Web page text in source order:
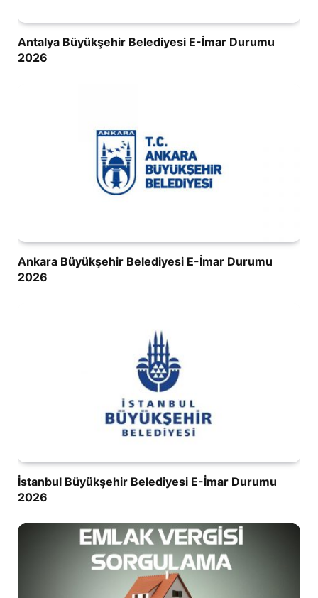
Antalya Büyükşehir Belediyesi E-İmar Durumu
2026
Ankara Büyükşehir Belediyesi E-İmar Durumu
2026
İstanbul Büyükşehir Belediyesi E-İmar Durumu
2026